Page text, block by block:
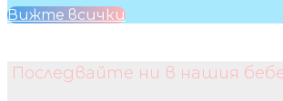
Вижте всички
Последвайте ни в нашия